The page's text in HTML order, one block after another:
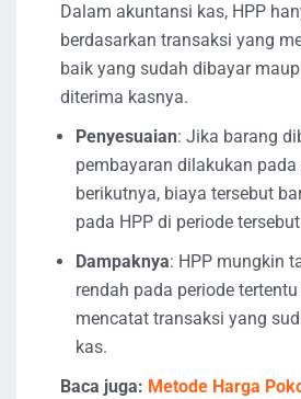
Dalam akuntansi kas, HPP
berdasarkan transaksi yang
baik yang sudah dibayar
diterima kasnya.
Penyesuaian: Jika barang
pembayaran dilakukan pada
berikutnya, biaya tersebut
pada HPP di periode
Dampaknya: HPP mungkin
rendah pada periode
mencatat transaksi yang
kas.
Baca juga: Metode Harga